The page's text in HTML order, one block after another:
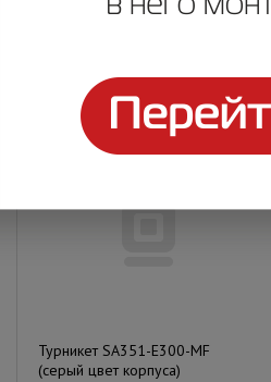
Турникет SA351-E300-MF
(серый цвет корпуса)